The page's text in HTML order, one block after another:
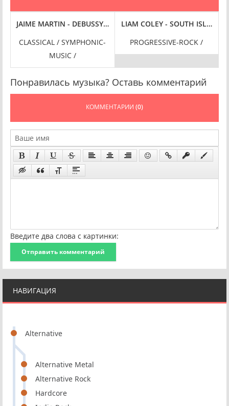
НАВИГАЦИЯ
Alternative
Alternative Metal
Alternative Rock
Hardcore
MONDES [24-BIT HI-RES] (2024) FLAC
JAIME MARTIN - DEBUSSY & STRAUSS [24-BIT HI-RES] (2024)
CLASSICAL / SYMPHONIC-
MUSIC /
LIAM COLEY - SOUTH ISLAND
PROGRESSIVE-ROCK /
Понравилась музыка? Оставь комментарий
КОММЕНТАРИИ (0)
Введите два слова с картинки:
Отправить комментарий